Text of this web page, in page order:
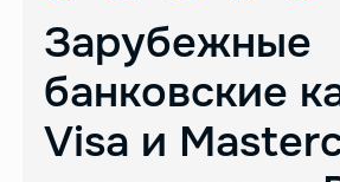
Зарубежные
банковские
Visa и